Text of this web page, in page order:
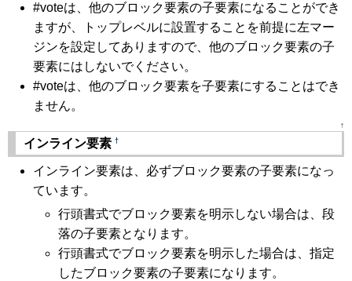
#voteは、他のブロック要素の子要素になることができ
ますが、トップレベルに設置することを前提に左マー
ジンを設定してありますので、他のブロック要素の子
要素にはしないでください。
#voteは、他のブロック要素を子要素にすることはでき
ません。
↑
インライン要素 †
インライン要素は、必ずブロック要素の子要素になっ
ています。
行頭書式でブロック要素を明示しない場合は、段
落の子要素となります。
行頭書式でブロック要素を明示した場合は、指定
したブロック要素の子要素になります。